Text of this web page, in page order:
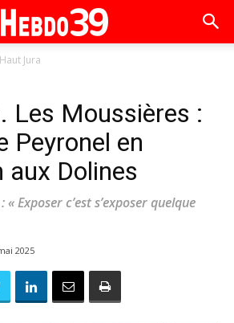
Haut Jura
Les Moussières :
Peyronel en
aux Dolines
Exposer c’est s’exposer quelque
2025